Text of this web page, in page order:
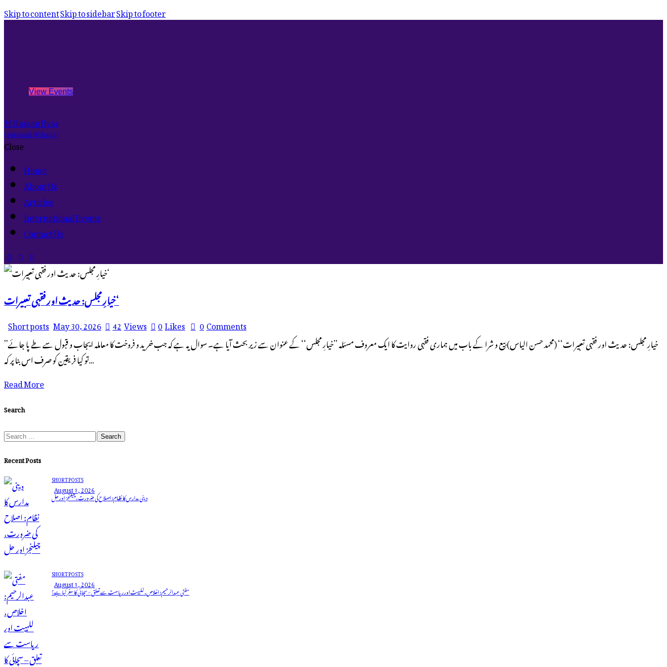
Skip to contentSkip to sidebarSkip to footer
View Events
M Hassan Ilyas
(Personal Website)
Close
Home
About Us
Articles
International Events
Contact Us
خیارِ مجلس: حدیث اور فقہی تعبیرات‘
Short posts May 30, 2026 42Views 0Likes 0Comments
’’خیارِ مجلس: حدیث اور فقہی تعبیرات‘‘ (محمد حسن الیاس) بیع و شرا کے باب میں ہماری فقہی روایت کا ایک معروف مسئلہ ’’خیارِ مجلس‘‘ کے عنوان سے زیر بحث آیا ہے۔ سوال یہ ہے کہ جب خرید و فروخت کا معاملہ ایجاب و قبول سے طے پا جائے
تو کیا فریقین کو صرف اس بنا پر کہ…
Read More
Search
Search
Recent Posts
SHORT POSTS
August 1, 2026
دینی مدارس کا نظام: اصلاح کی ضرورت، چیلنجز اور حل
SHORT POSTS
August 1, 2026
مفتی عبدالرحیم: اخلاص، للہیت اور ریاست سے تعلق – سچائی کا سفر کیا ہے؟